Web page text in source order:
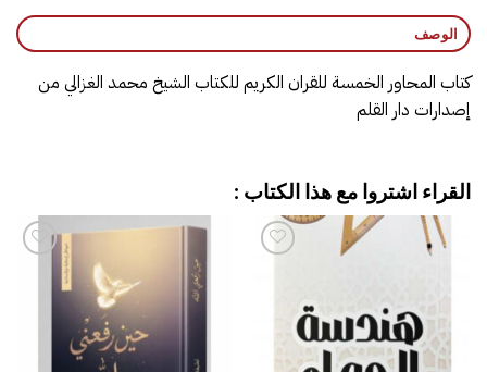
الوصف
كتاب المحاور الخمسة للقران الكريم للكتاب الشيخ محمد الغزالي من
إصدارات دار القلم
القراء اشتروا مع هذا الكتاب :